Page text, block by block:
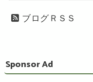
ブログＲＳＳ
Sponsor Ad